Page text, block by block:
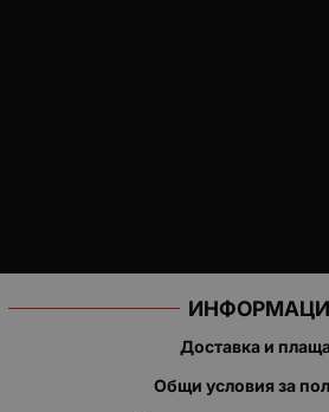
Доставка и
Общи условия за